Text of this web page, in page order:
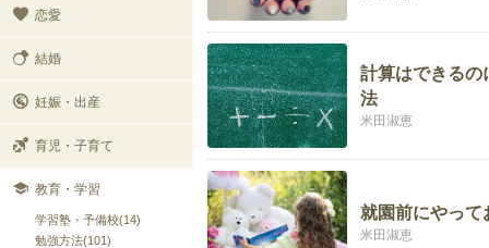
恋愛
結婚
妊娠・出産
育児・子育て
教育・学習
学習塾・予備校(14)
勉強方法(101)
計算はできるの
法
米田淑恵
就園前にやって
米田淑恵